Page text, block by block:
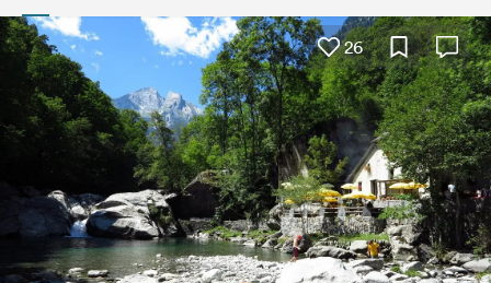
Plätze
Magazin
Partner
Registrieren
Einloggen
26